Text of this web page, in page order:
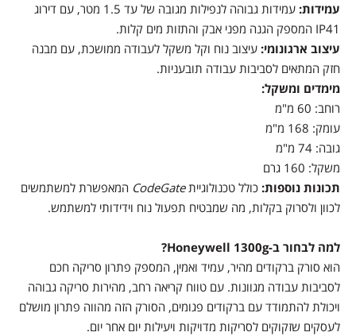
עמידות:
עמידות גבוהה לנפילות מגובה של עד 1.5 מטר, עם דירוג
IP41 המספק הגנה מפני אבק והתזות מים קלות.
עיצוב ארגונומי: עיצוב נוח וקל משקל לעבודה ממושכת, עם מבנה
חזק המתאים לסביבות עבודה תובעניות.
מימדים ומשקל:
רוחב: 60 מ"מ
עומק: 168 מ"מ
גובה: 74 מ"מ
משקל: 160 גרם
תכונות נוספות: כולל טכנולוגייתCodeGate המאפשרת למשתמשים
לכוון ולסרוק בקלות, מה שמבטיח תפעול נוח וידידותי למשתמש.
למה לבחור ב-Honeywell 1300g?
הוא סורק ברקודים מהיר, עמיד ואמין, המספק פתרון סריקה חכם
לסביבות עבודה מגוונות. עם טווח קריאה רחב, מהירות סריקה גבוהה
ויכולת להתמודד עם ברקודים פגומים, הסורק הזה מהווה פתרון מושלם
לעסקים שזקוקים לסריקות מדויקות ויעילות יום אחר יום.